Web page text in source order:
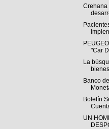
Crehana
"Car
La
Banco
Boletín
UN